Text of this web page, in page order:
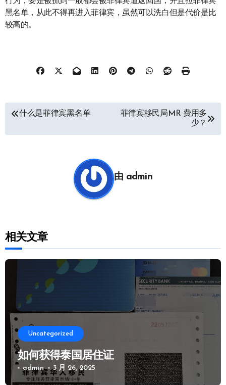
黑名单，从此不得再进入菲律宾，虽然可以洗白但是代价是比
较高的。
文 什么是菲律宾黑名单
菲律宾移民局MR 费用多
少？
由 admin
相关文章
Uncategorized
如何获得泰国居住证
admin 3 月 26, 2025